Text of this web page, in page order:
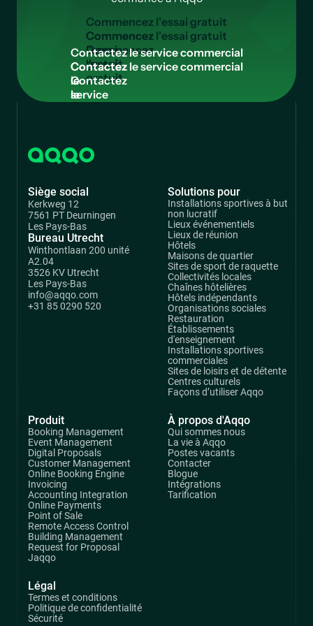
Commencezl'essaigratuit
Commencez
l'essai
gratuit
Contactezleservicecommercial
Contactez
le
service
Siège social
Kerkweg 12
7561 PT Deurningen
Les Pays-Bas
Bureau Utrecht
Winthontlaan 200 unité
A2.04
3526 KV Utrecht
Les Pays-Bas
info@aqqo.com
+31 85 0290 520
Produit
Booking Management
Event Management
Digital Proposals
Customer Management
Online Booking Engine
Invoicing
Accounting Integration
Online Payments
Point of Sale
Remote Access Control
Building Management
Request for Proposal
Jaqqo
Solutions pour
Installations sportives à but
non lucratif
Lieux événementiels
Lieux de réunion
Hôtels
Maisons de quartier
Sites de sport de raquette
Collectivités locales
Chaînes hôtelières
Hôtels indépendants
Organisations sociales
Restauration
Établissements
d'enseignement
Installations sportives
commerciales
Sites de loisirs et de détente
Centres culturels
Façons d’utiliser Aqqo
À propos d'Aqqo
Qui sommes nous
La vie à Aqqo
Postes vacants
Contacter
Blogue
Intégrations
Tarification
Légal
Termes et conditions
Politique de confidentialité
Sécurité